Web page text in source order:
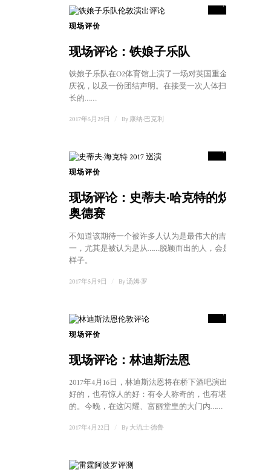
得分
现场评价
现场评论：铁娘子乐队
铁娘子乐队在O2体育馆上演了一场对英国重金属的
庆祝，以及一份团结声明。在接受一次人体扫描和漫
长的……
2017年5月29日 By康纳·巴克利
得分
现场评价
现场评论：史蒂夫·哈克特的炽热
奥德赛
不知道该期待一个被许多人认为是最伟大的吉他手之
一，尤其是被认为是从……脱颖而出的人，会是什么
样子。
2017年5月9日 By汤姆·罗
得分
现场评价
现场评论：林迪斯法恩
2017年4月16日，林迪斯法恩将在桥下酒吧演出。有
好的，也有惊人的好：有令人称奇的，也有堪称典范
的。今晚，在这闪耀、富丽堂皇的大门内……
2017年4月22日 By 大流士·德鲁